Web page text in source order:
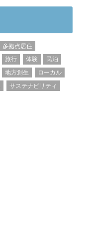
多拠点居住
旅行 体験
民泊
地方創生
ローカル
サステナビリティ